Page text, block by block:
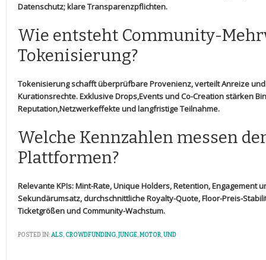
Datenschutz; klare Transparenzpflichten.
Wie entsteht Community-
Tokenisierung?
Tokenisierung schafft ​überprüfbare Provenienz, verteilt Anreize
Kurationsrechte. Exklusive Drops,Events und⁢ Co-Creation stärken
Reputation,Netzwerkeffekte​ und langfristige Teilnahme.
Welche Kennzahlen ⁣messen
Plattformen?
Relevante‍ KPIs: Mint-Rate, Unique Holders, Retention, Engagement
Sekundärumsatz, durchschnittliche Royalty-Quote, ⁢Floor-Preis-
Ticketgrößen und Community-Wachstum.
POSTED IN:ALS,CROWDFUNDING,JUNGE,MOTOR,UND